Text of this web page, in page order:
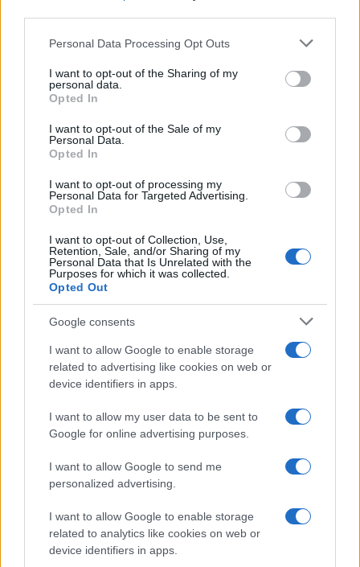
Please note that this website/app uses one or more Google
not limited to your visit or usage behaviour. You may click to
grant or deny consent to Google and its third-party tags to
use your data for below specified purposes in below Google
consent section.
Personal Data Processing Opt Outs
I want to opt-out of the Sharing of my
personal data.
Opted In
I want to opt-out of the Sale of my
Personal Data.
Opted In
I want to opt-out of processing my
Personal Data for Targeted Advertising.
Opted In
I want to opt-out of Collection, Use,
Retention, Sale, and/or Sharing of my
Personal Data that Is Unrelated with the
Purposes for which it was collected.
Opted Out
Google consents
I want to allow Google to enable storage
related to advertising like cookies on web or
device identifiers in apps.
I want to allow my user data to be sent to
Google for online advertising purposes.
I want to allow Google to send me
personalized advertising.
I want to allow Google to enable storage
related to analytics like cookies on web or
device identifiers in apps.
Francesca Galli, fiorentina con formazione
bancaria, prese la decisione di cambiare
carriera dopo un convegno a Palazzo
colonne su risparmio e investimenti. In
redazione propone linee editoriali attente alla
trasparenza e conserva l'agenda del primo
impiego in banca.
Continua a leggere